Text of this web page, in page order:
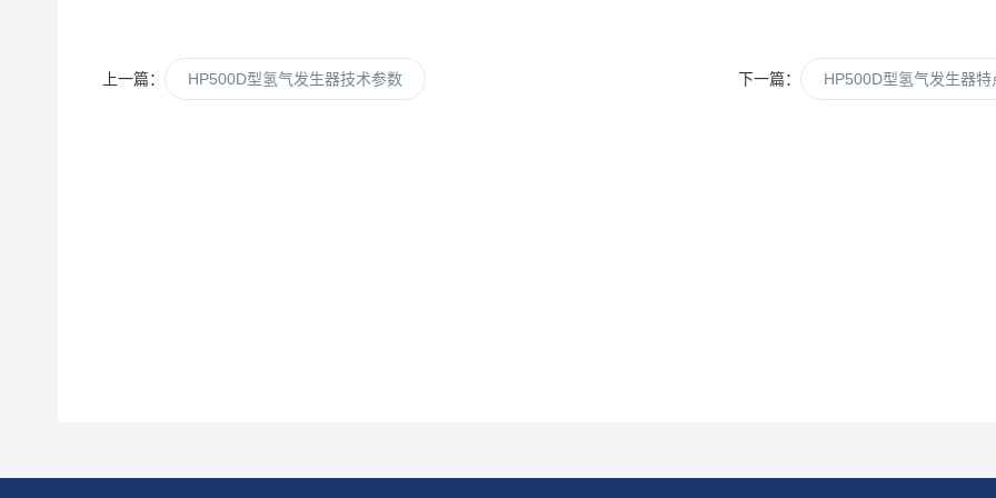
上一篇： HP500D型氢气发生器技术参数 下一篇： HP500D型氢气发生器特